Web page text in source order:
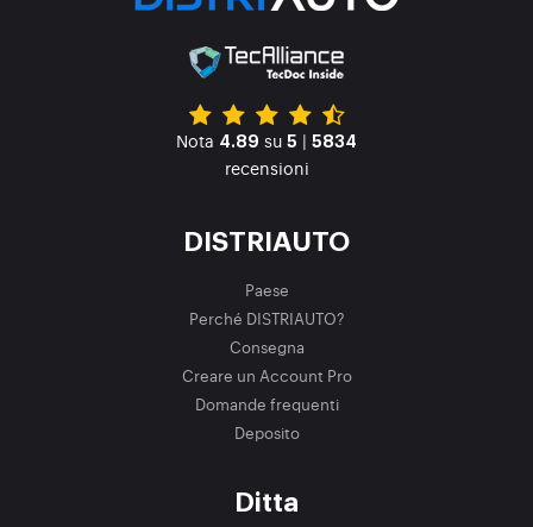
Nota 4.89 su 5 | 5834
recensioni
DISTRIAUTO
Paese
Perché DISTRIAUTO?
Consegna
Creare un Account Pro
Domande frequenti
Deposito
Ditta